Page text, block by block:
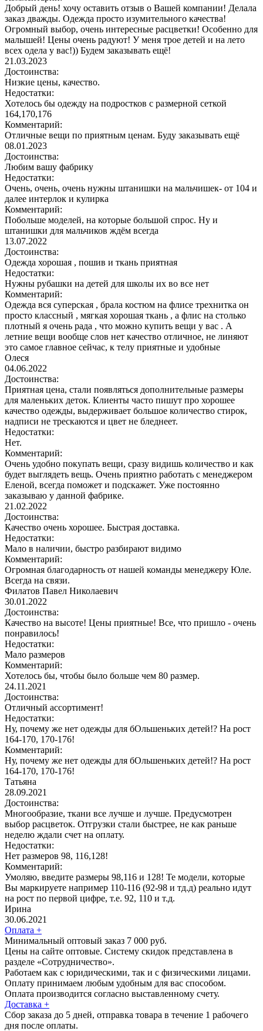
Добрый день! хочу оставить отзыв о Вашей компании! Делала
заказ дважды. Одежда просто изумительного качества!
Огромный выбор, очень интересные расцветки! Особенно для
малышей! Цены очень радуют! У меня трое детей и на лето
всех одела у вас!)) Будем заказывать ещё!
21.03.2023
Достоинства:
Низкие цены, качество.
Недостатки:
Хотелось бы одежду на подростков с размерной сеткой
164,170,176
Комментарий:
Отличные вещи по приятным ценам. Буду заказывать ещё
08.01.2023
Достоинства:
Любим вашу фабрику
Недостатки:
Очень, очень, очень нужны штанишки на мальчишек- от 104 и
далее интерлок и кулирка
Комментарий:
Побольше моделей, на которые большой спрос. Ну и
штанишки для мальчиков ждём всегда
13.07.2022
Достоинства:
Одежда хорошая , пошив и ткань приятная
Недостатки:
Нужны рубашки на детей для школы их во все нет
Комментарий:
Одежда вся суперская , брала костюм на флисе трехнитка он
просто классный , мягкая хорошая ткань , а флис на столько
плотный я очень рада , что можно купить вещи у вас . А
летние вещи вообще слов нет качество отличное, не линяют
это самое главное сейчас, к телу приятные и удобные
Олеся
04.06.2022
Достоинства:
Приятная цена, стали появляться дополнительные размеры
для маленьких деток. Клиенты часто пишут про хорошее
качество одежды, выдерживает большое количество стирок,
надписи не трескаются и цвет не бледнеет.
Недостатки:
Нет.
Комментарий:
Очень удобно покупать вещи, сразу видишь количество и как
будет выглядеть вещь. Очень приятно работать с менеджером
Еленой, всегда поможет и подскажет. Уже постоянно
заказываю у данной фабрике.
21.02.2022
Достоинства:
Качество очень хорошее. Быстрая доставка.
Недостатки:
Мало в наличии, быстро разбирают видимо
Комментарий:
Огромная благодарность от нашей команды менеджеру Юле.
Всегда на связи.
Филатов Павел Николаевич
30.01.2022
Достоинства:
Качество на высоте! Цены приятные! Все, что пришло - очень
понравилось!
Недостатки:
Мало размеров
Комментарий:
Хотелось бы, чтобы было больше чем 80 размер.
24.11.2021
Достоинства:
Отличный ассортимент!
Недостатки:
Ну, почему же нет одежды для бОльшеньких детей!? На рост
164-170, 170-176!
Комментарий:
Ну, почему же нет одежды для бОльшеньких детей!? На рост
164-170, 170-176!
Татьяна
28.09.2021
Достоинства:
Многообразие, ткани все лучше и лучше. Предусмотрен
выбор расцветок. Отгрузки стали быстрее, не как раньше
неделю ждали счет на оплату.
Недостатки:
Нет размеров 98, 116,128!
Комментарий:
Умоляю, введите размеры 98,116 и 128! Те модели, которые
Вы маркируете например 110-116 (92-98 и тд.д) реально идут
на рост по первой цифре, т.е. 92, 110 и т.д.
Ирина
30.06.2021
Оплата +
Минимальный оптовый заказ 7 000 руб.
Цены на сайте оптовые. Систему скидок представлена в
разделе «Сотрудничество».
Работаем как с юридическими, так и с физическими лицами.
Оплату принимаем любым удобным для вас способом.
Оплата производится согласно выставленному счету.
Доставка +
Сбор заказа до 5 дней, отправка товара в течение 1 рабочего
дня после оплаты.